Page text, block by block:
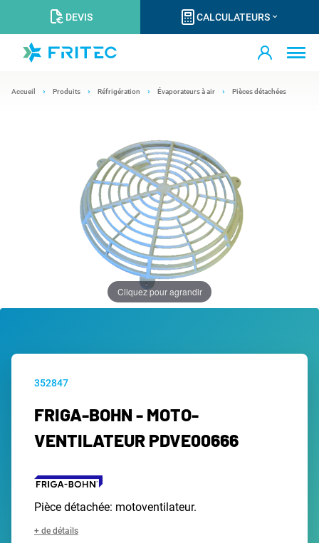
DEVIS CALCULATEURS
Accueil Produits Réfrigération Évaporateurs à air Pièces détachées
Cliquez pour agrandir
352847
FRIGA-BOHN - MOTO-
VENTILATEUR PDVE00666
Pièce détachée: motoventilateur.
+ de détails